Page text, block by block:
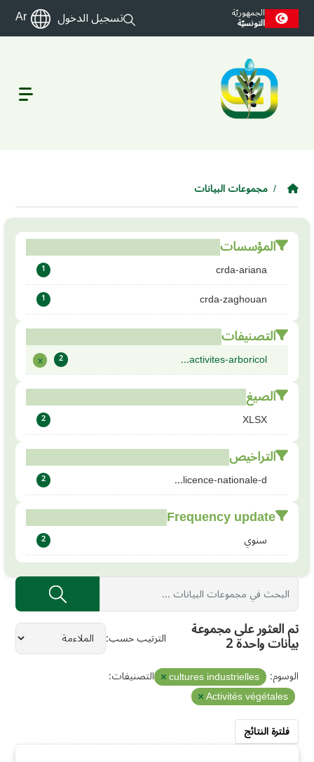
Skip to main content
الجمهوريّة
التونسيّة تسجيل الدخول Ar
مجموعات البيانات
المؤسسات
crda-ariana
1
crda-zaghouan
1
التصنيفات
activites-arboricol...
2
x
الصيغ
XLSX
2
التراخيص
licence-nationale-d...
2
Frequency update
سنوي 2
الترتيب حسب تم العثور على مجموعة
بيانات واحدة 2
الوسوم: cultures industrielles
التصنيفات:
Activités végétales
فلترة النتائج